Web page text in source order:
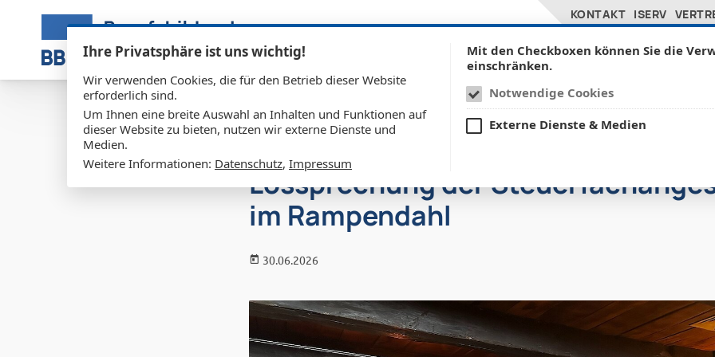
Zum Inhalt springen SCHULE Untermenü anzeigen für
BILDUNGSANGEBOTE
KONTAKT ISERV
Lossprechung der
im Rampendahl
30.06.2026
Ihre Privatsphäre ist uns wichtig!
Wir verwenden Cookies, die für den Betrieb dieser Website
erforderlich sind.
Um Ihnen eine breite Auswahl an Inhalten und Funktionen auf
dieser Website zu bieten, nutzen wir externe Dienste und
Medien.
Weitere Informationen: Datenschutz, Impressum
Mit den Checkboxen können Sie die
einschränken.
Notwendige Cookies
Externe Dienste & Medien